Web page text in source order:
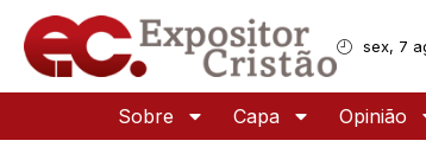
sex, 7
Sobre Capa Opinião